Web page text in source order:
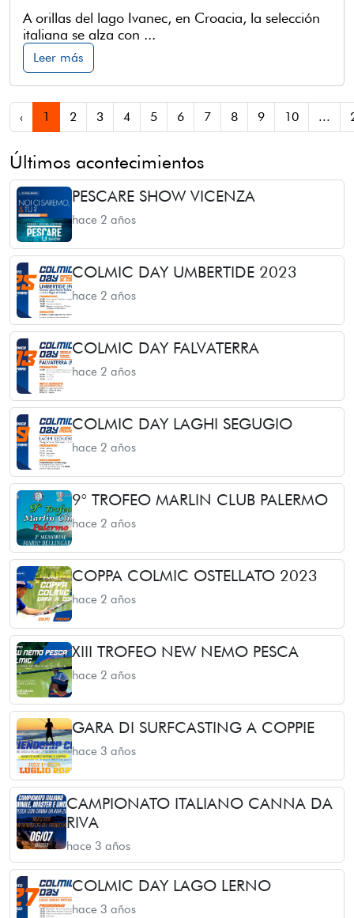
A orillas del lago Ivanec, en Croacia, la selección
italiana se alza con ...
Leer más
‹ 1 2 3 4 5 6 7 8 9 10 ...
Últimos acontecimientos
PESCARE SHOW VICENZA
hace 2 años
COLMIC DAY UMBERTIDE 2023
hace 2 años
COLMIC DAY FALVATERRA
hace 2 años
COLMIC DAY LAGHI SEGUGIO
hace 2 años
9° TROFEO MARLIN CLUB PALERMO
hace 2 años
COPPA COLMIC OSTELLATO 2023
hace 2 años
XIII TROFEO NEW NEMO PESCA
hace 2 años
GARA DI SURFCASTING A COPPIE
hace 3 años
CAMPIONATO ITALIANO CANNA DA
RIVA
hace 3 años
COLMIC DAY LAGO LERNO
hace 3 años